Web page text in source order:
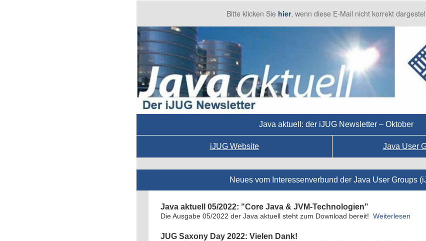
Bitte klicken Sie hier, wenn diese E-Mail nicht korrekt
Java aktuell: der iJUG Newsletter – Oktober
iJUG Website Java User
Neues vom Interessenverbund der Java User Groups
Java aktuell 05/2022: "Core Java & JVM-Technologien"
Die Ausgabe 05/2022 der Java aktuell steht zum Download bereit! Weiterlesen
JUG Saxony Day 2022: Vielen Dank!